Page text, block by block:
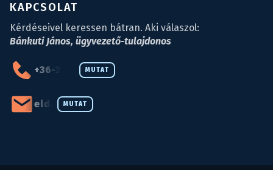
KAPCSOLAT
Kérdéseivel keressen bátran. Aki válaszol:
Bánkuti János, ügyvezető-tulajdonos
MUTAT
+36-34-590-027
MUTAT
eld@eld.hu